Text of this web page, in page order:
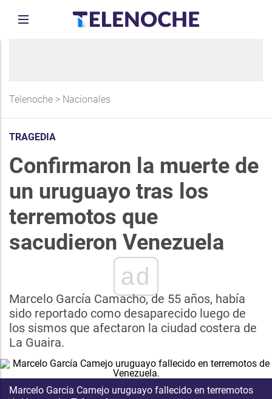
Telenoche > Nacionales
TRAGEDIA
Confirmaron la muerte de
un uruguayo tras los
terremotos que
sacudieron Venezuela
ad
Marcelo García Camacho, de 55 años, había
sido reportado como desaparecido luego de
los sismos que afectaron la ciudad costera de
La Guaira.
Marcelo García Camejo uruguayo fallecido en terremotos